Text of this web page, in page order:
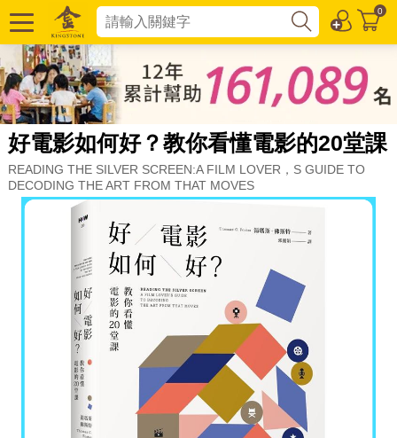
0
好電影如何好？教你看懂電影的20堂課
READING THE SILVER SCREEN:A FILM LOVER，S GUIDE TO
DECODING THE ART FROM THAT MOVES